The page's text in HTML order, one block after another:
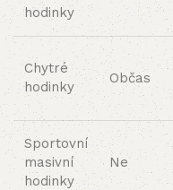
hodinky
Chytré
hodinky
Občas
Sportovní
masivní
hodinky
Ne